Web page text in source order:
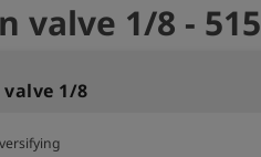
valve 1/8 -
1/8